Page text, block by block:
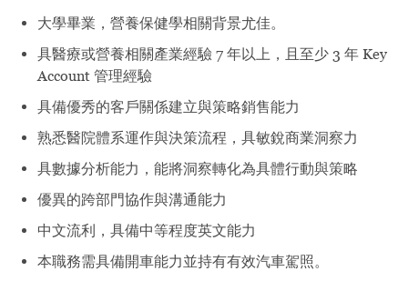
大學畢業，營養保健學相關背景尤佳。
具醫療或營養相關產業經驗 7 年以上，且至少 3 年 Key
Account 管理經驗
具備優秀的客戶關係建立與策略銷售能力
熟悉醫院體系運作與決策流程，具敏銳商業洞察力
具數據分析能力，能將洞察轉化為具體行動與策略
優異的跨部門協作與溝通能力
中文流利，具備中等程度英文能力
本職務需具備開車能力並持有有效汽車駕照。